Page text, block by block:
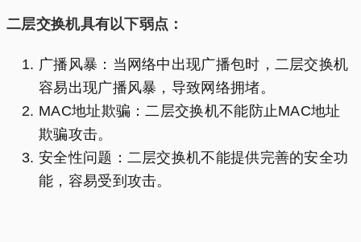
二层交换机具有以下弱点：
广播风暴：当网络中出现广播包时，二层交换机
容易出现广播风暴，导致网络拥堵。
MAC地址欺骗：二层交换机不能防止MAC地址
欺骗攻击。
安全性问题：二层交换机不能提供完善的安全功
能，容易受到攻击。